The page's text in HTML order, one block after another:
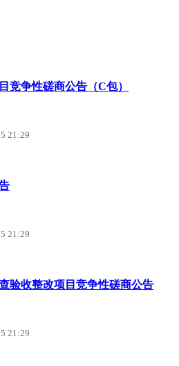
竞争性磋商公告（C包）
21:29
21:29
验收整改项目竞争性磋商公告
21:29